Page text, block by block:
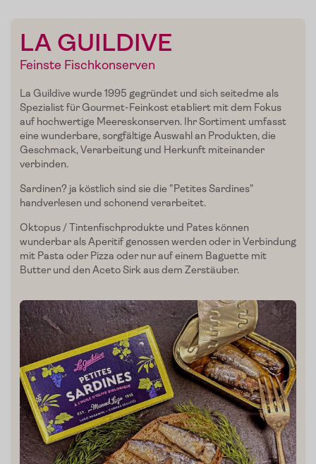
Home
Zum Shop
Edelgreissler
Verkostungen
Slow Food
Blog
Presse
Login
LA GUILDIVE
Feinste Fischkonserven
La Guildive wurde 1995 gegründet und sich seitedme als
Spezialist für Gourmet-Feinkost etabliert mit dem Fokus
auf hochwertige Meereskonserven. Ihr Sortiment umfasst
eine wunderbare, sorgfältige Auswahl an Produkten, die
Geschmack, Verarbeitung und Herkunft miteinander
verbinden.
Sardinen? ja köstlich sind sie die "Petites Sardines"
handverlesen und schonend verarbeitet.
Oktopus / Tintenfischprodukte und Pates können
wunderbar als Aperitif genossen werden oder in Verbindung
mit Pasta oder Pizza oder nur auf einem Baguette mit
Butter und den Aceto Sirk aus dem Zerstäuber.